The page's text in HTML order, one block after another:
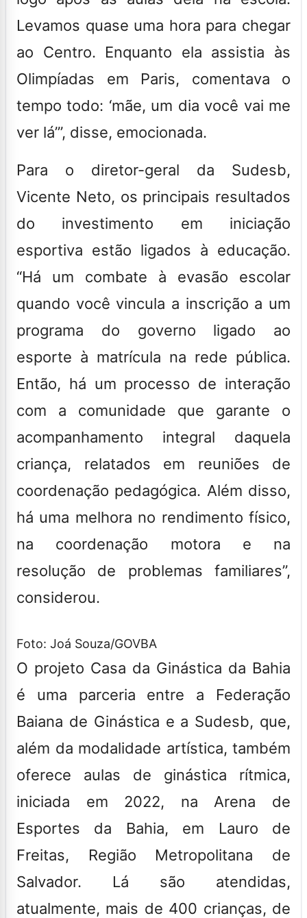
Levamos quase uma hora para chegar
ao Centro. Enquanto ela assistia às
Olimpíadas em Paris, comentava o
tempo todo: ‘mãe, um dia você vai me
ver lá’”, disse, emocionada.
Para o diretor-geral da Sudesb,
Vicente Neto, os principais resultados
do investimento em iniciação
esportiva estão ligados à educação.
“Há um combate à evasão escolar
quando você vincula a inscrição a um
programa do governo ligado ao
esporte à matrícula na rede pública.
Então, há um processo de interação
com a comunidade que garante o
acompanhamento integral daquela
criança, relatados em reuniões de
coordenação pedagógica. Além disso,
há uma melhora no rendimento físico,
na coordenação motora e na
resolução de problemas familiares”,
considerou.
Foto: Joá Souza/GOVBA
O projeto Casa da Ginástica da Bahia
é uma parceria entre a Federação
Baiana de Ginástica e a Sudesb, que,
além da modalidade artística, também
oferece aulas de ginástica rítmica,
iniciada em 2022, na Arena de
Esportes da Bahia, em Lauro de
Freitas, Região Metropolitana de
Salvador. Lá são atendidas,
atualmente, mais de 400 crianças, de